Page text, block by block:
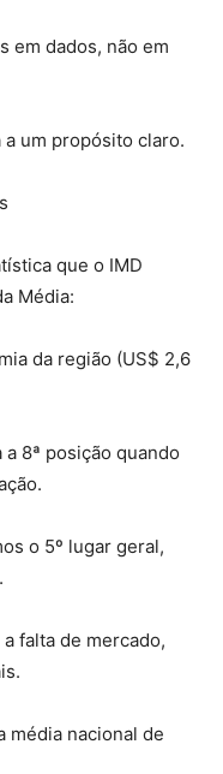
em dados, não em
um propósito claro.
que o IMD
Média:
da região (US$ 2,6
8ª posição quando
o 5º lugar geral,
falta de mercado,
média nacional de